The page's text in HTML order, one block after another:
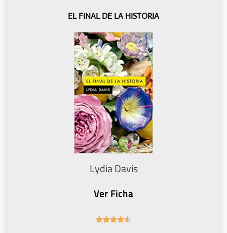
6
5
EL FINAL DE LA HISTORIA
Lydia Davis
Ver Ficha
